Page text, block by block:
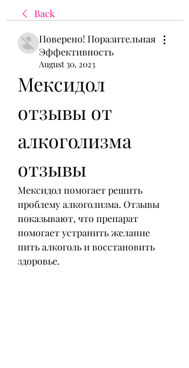
Back
Поверено! Поразительная
Эффективность
August 30, 2023
Мексидол
отзывы от
алкоголизма
отзывы
Мексидол помогает решить
проблему алкоголизма. Отзывы
показывают, что препарат
помогает устранить желание
пить алкоголь и восстановить
здоровье.